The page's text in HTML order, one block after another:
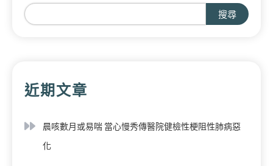
搜尋
近期文章
晨咳數月或易喘 當心慢秀傳醫院健檢性梗阻性肺病惡
化